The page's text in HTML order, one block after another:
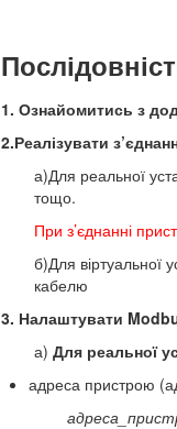
1. Ознайомитись з
2.Реалізувати
а)Для реальної
тощо.
При з’єднанні
б)Для віртуальної
кабелю
3. Налаштувати
а)Для реальної
адреса пристрою